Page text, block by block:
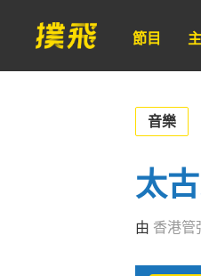
節目
音樂
太
由 香港管